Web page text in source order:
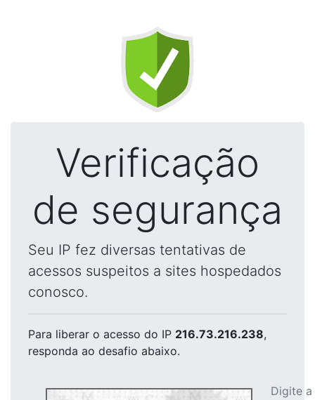
Verificação
de segurança
Seu IP fez diversas tentativas de
acessos suspeitos a sites hospedados
conosco.
Para liberar o acesso do IP 216.73.216.238,
responda ao desafio abaixo.
Digite